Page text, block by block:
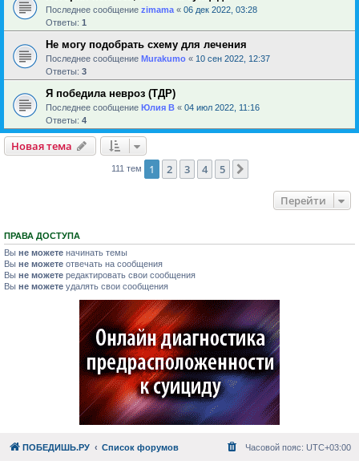
Последнее сообщение zimama « 06 дек 2022, 03:28
Ответы: 1
Не могу подобрать схему для лечения
Последнее сообщение Murakumo « 10 сен 2022, 12:37
Ответы: 3
Я победила невроз (ТДР)
Последнее сообщение Юлия В « 04 июл 2022, 11:16
Ответы: 4
Новая тема
111 тем 1 2 3 4 5
Перейти
ПРАВА ДОСТУПА
Вы не можете начинать темы
Вы не можете отвечать на сообщения
Вы не можете редактировать свои сообщения
Вы не можете удалять свои сообщения
ПОБЕДИШЬ.РУ Список форумов Часовой пояс: UTC+03:00